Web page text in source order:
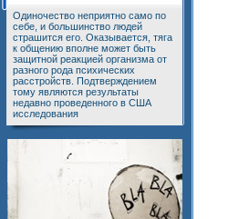
Одиночество неприятно само по
себе, и большинство людей
страшится его. Оказывается, тяга
к общению вполне может быть
защитной реакцией организма от
разного рода психических
расстройств. Подтверждением
тому являются результаты
недавно проведенного в США
исследования